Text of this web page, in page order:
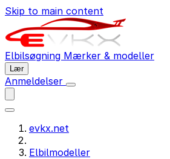
Skip to main content
Elbilsøgning Mærker & modeller
Lær
Anmeldelser
evkx.net
Elbilmodeller